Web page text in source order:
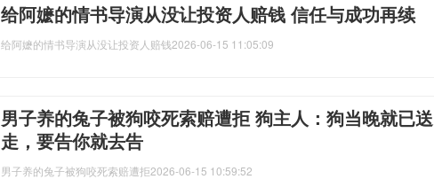
给阿嬷的情书导演从没让投资人赔钱 信任与成功再续
给阿嬷的情书导演从没让投资人赔钱2026-06-15 11:05:09
男子养的兔子被狗咬死索赔遭拒 狗主人：狗当晚就已送
走，要告你就去告
男子养的兔子被狗咬死索赔遭拒2026-06-15 10:59:52